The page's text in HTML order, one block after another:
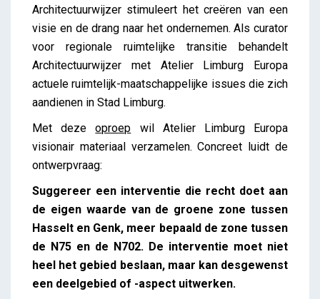
Architectuurwijzer stimuleert het creëren van een
visie en de drang naar het ondernemen. Als curator
voor regionale ruimtelijke transitie behandelt
Architectuurwijzer met Atelier Limburg Europa
actuele ruimtelijk-maatschappelijke issues die zich
aandienen in Stad Limburg.
Met dezeoproep wil Atelier Limburg Europa
visionair materiaal verzamelen. Concreet luidt de
ontwerpvraag:
Suggereer een interventie die recht doet aan
de eigen waarde van de groene zone tussen
Hasselt en Genk, meer bepaald de zone tussen
de N75 en de N702. De interventie moet niet
heel het gebied beslaan, maar kan desgewenst
een deelgebied of -aspect uitwerken.